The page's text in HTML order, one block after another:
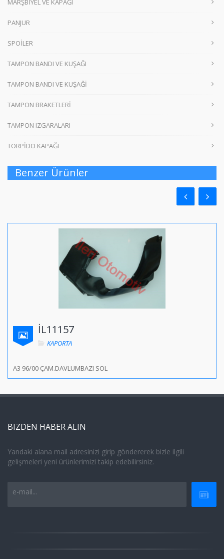
MARŞBİYEL VE KAPAĞI
PANJUR
SPOİLER
TAMPON BANDI VE KUŞAĞI
TAMPON BANDI VE KUŞAĞİ
TAMPON BRAKETLERİ
TAMPON IZGARALARI
TORPİDO KAPAĞI
Benzer Ürünler
İL11157
KAPORTA
A3 96/00 ÇAM.DAVLUMBAZI SOL
BIZDEN HABER ALIN
Yandaki alana mail adresinizi girip göndererek bizle ilgili
gelişmeleri yeni ürünlerimizi takip edebilirsiniz.
e-mail...